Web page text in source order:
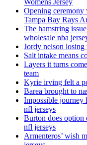
Womens Jersey
Opening ceremony
Tampa Bay Rays
The hamstring
wholesale nba
Jordy nelson
Salt intake means
Layers it turns
team
Kyrie irving felt a
Barea brought to
Impossible journey
nfl jerseys
Burton does option
nfl jerseys
Armenteros’ wish